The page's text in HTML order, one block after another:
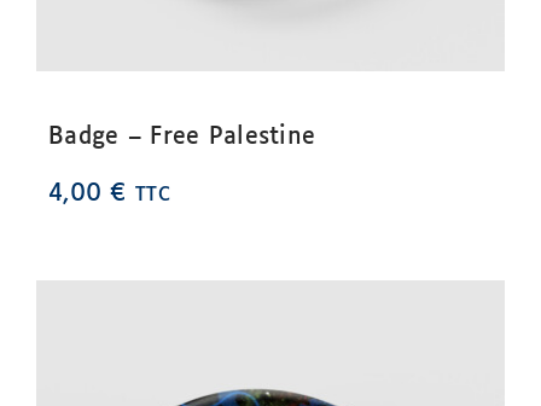
Badge – Free Palestine
4,00€ TTC